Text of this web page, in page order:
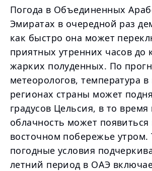
Погода в Объединенных
Эмиратах в очередной раз
как быстро она может
приятных утренних часов до
жарких полуденных. По
метеорологов, температура в
регионах страны может
градусов Цельсия, в то время
облачность может появиться
восточном побережье утром.
погодные условия
летний период в ОАЭ